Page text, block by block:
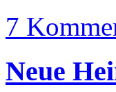
7
Neue